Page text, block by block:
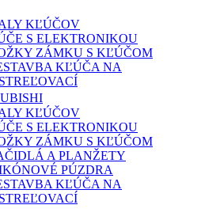
KĽÚČOV
S ELEKTRONIKOU
ZÁMKU S KĽÚČOM
KĽÚČA NA
KĽÚČOV
S ELEKTRONIKOU
ZÁMKU S KĽÚČOM
A PLANŽETY
PÚZDRA
KĽÚČA NA